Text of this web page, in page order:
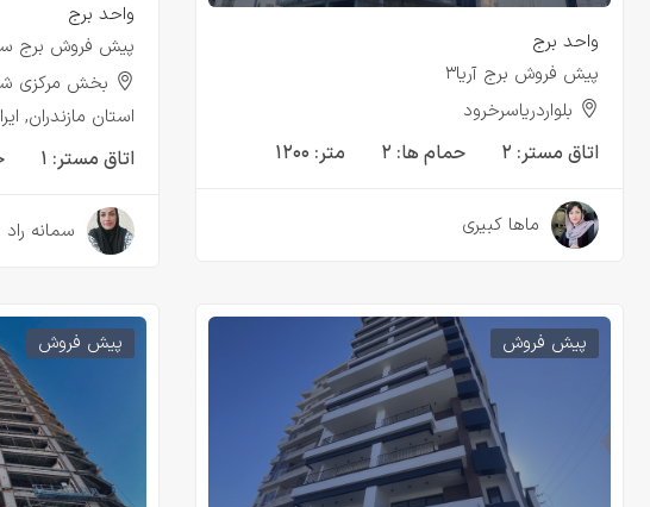
واحد برج
پیش فروش برج آریا۳
بلواردریاسرخرود
اتاق مستر: ۲ حمام ها: ۲ متر: ۱۲۰۰
ماها کبیری
واحد برج
پیش فروش برج
بخش مرکزی
استان مازندران,
اتاق مستر: ۱
سمانه راد
پیش فروش پیش فروش